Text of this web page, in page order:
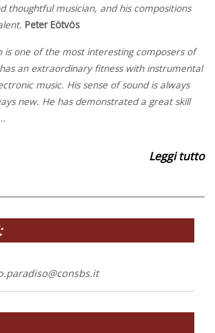
thoughtful musician, and his compositions
Peter Eötvös
is one of the most interesting composers of
an extraordinary fitness with instrumental
music. His sense of sound is always
new. He has demonstrated a great skill
Leggi tutto